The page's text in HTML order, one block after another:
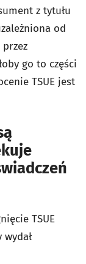
z tytułu
od
go to części
TSUE jest
TSUE